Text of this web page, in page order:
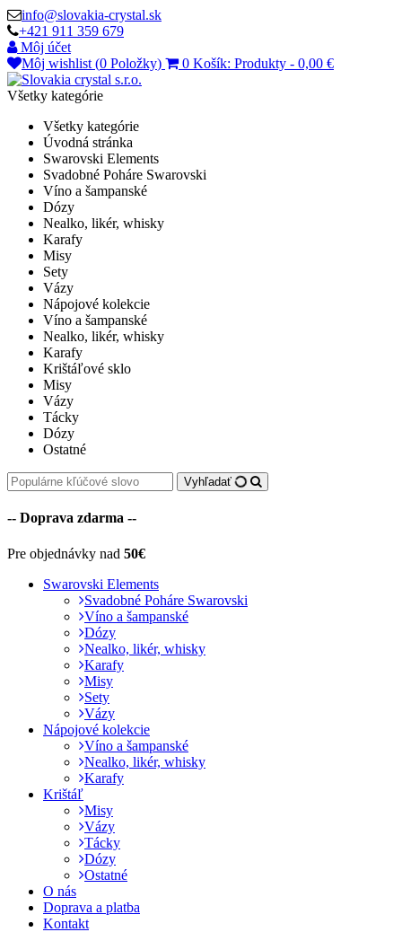
info@slovakia-crystal.sk
+421 911 359 679
Môj účet
Môj wishlist (0 Položky) 0 Košík: Produkty - 0,00 €
Všetky kategórie
Všetky kategórie
Úvodná stránka
Swarovski Elements
Svadobné Poháre Swarovski
Víno a šampanské
Dózy
Nealko, likér, whisky
Karafy
Misy
Sety
Vázy
Nápojové kolekcie
Víno a šampanské
Nealko, likér, whisky
Karafy
Krištáľové sklo
Misy
Vázy
Tácky
Dózy
Ostatné
Vyhľadať
-- Doprava zdarma --
Pre objednávky nad 50€
Swarovski Elements
Svadobné Poháre Swarovski
Víno a šampanské
Dózy
Nealko, likér, whisky
Karafy
Misy
Sety
Vázy
Nápojové kolekcie
Víno a šampanské
Nealko, likér, whisky
Karafy
Krištáľ
Misy
Vázy
Tácky
Dózy
Ostatné
O nás
Doprava a platba
Kontakt